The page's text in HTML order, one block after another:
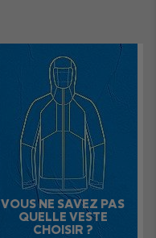
VOUS NE SAVEZ PAS
QUELLE VESTE
CHOISIR ?